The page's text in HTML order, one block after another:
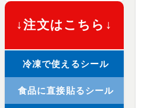
↓注文はこちら↓
冷凍で使えるシール
食品に直接貼るシール